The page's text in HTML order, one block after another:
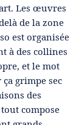
Les œuvres
de la zone
est organisée
à des collines
et le mot
grimpe sec
des
compose